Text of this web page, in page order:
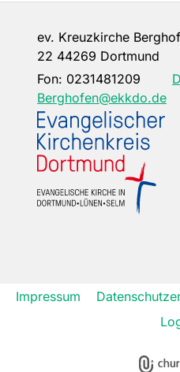
ev. Kreuzkirche
22 44269 Dortmund
Fon: 0231481209
Berghofen@ekkdo.de
Impressum